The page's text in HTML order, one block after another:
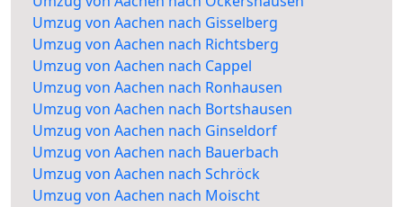
Umzug von Aachen nach Gisselberg
Umzug von Aachen nach Richtsberg
Umzug von Aachen nach Cappel
Umzug von Aachen nach Ronhausen
Umzug von Aachen nach Bortshausen
Umzug von Aachen nach Ginseldorf
Umzug von Aachen nach Bauerbach
Umzug von Aachen nach Schröck
Umzug von Aachen nach Moischt